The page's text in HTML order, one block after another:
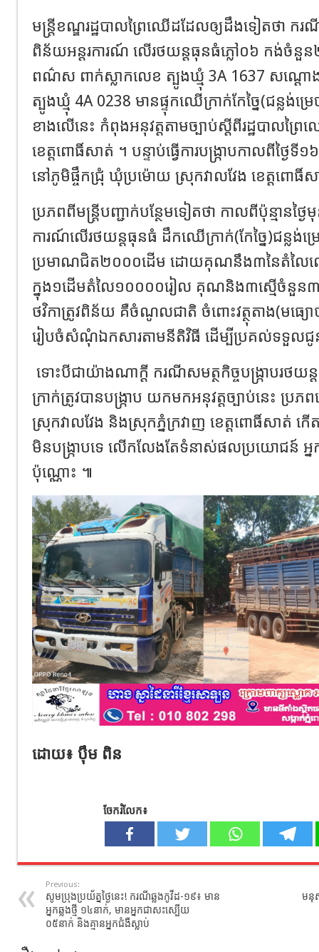
មន្ត្រីខណ្ឌរដ្ឋបាលព្រៃឈើដដែលឲ្យដឹងទៀតថា ករណី
ពិន័យអន្តរការណ៍ លើរថយន្តធុនធំភ្លៅ០៦ កង់ចំនួន
ពណ៌ស ពាក់ស្លាកលេខ ត្បូងឃ្មុំ 3A 1637 សណ្ដោ
ត្បូងឃ្មុំ 4A 0238 មានផ្ទុកឈើក្រាក់កែច្នៃ(ជន្លង់
ខាងលើនេះ កំពុងអនុវត្តតាមច្បាប់ស្ដីពីរដ្ឋបាលព្រ
ខេត្តពោធិ៍សាត់ ។ បន្ទាប់ធ្វើការបង្រ្កាបកាលពីថ្ងៃ
នៅភូមិផ្ចឹកជ្រុំ ឃុំប្រម៉ោយ ស្រុកវាលវែង ខេត្តពោធិ៍
ប្រភពពីមន្ត្រីបញ្ជាក់បន្ថែមទៀតថា កាលពីប៉ុន្មានថ្ងៃមុ
ការណ៍លើរថយន្តធុនធំ ដឹកឈើក្រាក់(កែច្នៃ)ជន្លង់
ប្រមាណជិត២០០០ដើម ដោយគុណនឹង៣នៃតំលៃល
ក្នុង១ដើមតំលៃ១០០០០រៀល គុណនិង៣ស្មើចំនួ
ថវិកាត្រូវពិន័យ គឺចំណូលជាតិ ចំពោះវត្ថុតាង(មធ្យ
រៀបចំសំណុំឯកសារតាមនីតិវិធី ដើម្បីប្រគល់ទទួលជូ
ទោះបីជាយ៉ាងណាក្ដី ករណីសមត្ថកិច្ចបង្រ្កាបរថ
ក្រាក់ត្រូវបានបង្រ្កាប យកមកអនុវត្តច្បាប់នេះ ប្រ
ស្រុកវាលវែង និងស្រុកភ្នំក្រវាញ ខេត្តពោធិ៍សាត់
មិនបង្រ្កាបទេ លើកលែងតែទំនាស់ផលប្រយោជន៍ អ្ន
ប៉ុណ្ណោះ ៕
ដោយ៖ ប៉ឹម ពិន
ចែករំលែក៖
Previous:
សូមប្រុងប្រយ័ត្ន​ថ្ងៃ​នេះ! ករណីឆ្លងកូវីដ-១៩៖​ មាន
អ្នកឆ្លងថ្មី​​ ១៤នាក់,​ មានអ្នកជាសះស្បើយ​​​​​​​​​​​​​​​​​​​​​​​​​​​​​​​​​​​​​​​​​​​​​​​​​​​ ​
០៥នាក់ និងគ្មាន​អ្នកជំងឺស្លាប់​
មនុស្